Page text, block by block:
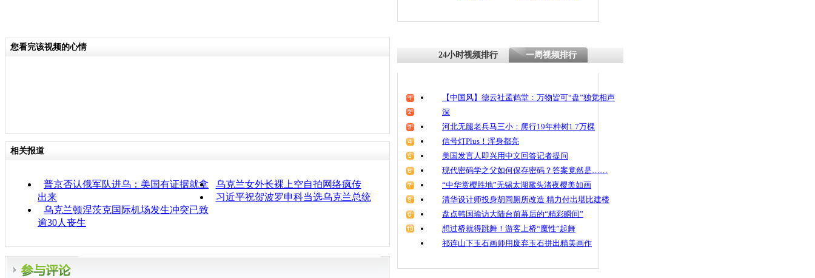
您看完该视频的心情
相关报道
普京否认俄军队进乌：美国有证据就拿
出来
乌克兰女外长裸上空自拍网络疯传
习近平祝贺波罗申科当选乌克兰总统
乌克兰顿涅茨克国际机场发生冲突已致
逾30人丧生
24小时视频排行 一周视频排行
【中国风】德云社孟鹤堂：万物皆可“盘”独觉相声
深
河北无腿老兵马三小：爬行19年种树1.7万棵
信号灯Plus！浑身都亮
美国发言人即兴用中文回答记者提问
现代密码学之父如何保存密码？答案竟然是……
“中华赏樱胜地”无锡太湖鼋头渚夜樱美如画
清华设计师投身胡同厕所改造 精力付出堪比建楼
盘点韩国瑜访大陆台前幕后的“精彩瞬间”
想过桥就得跳舞！游客上桥“魔性”起舞
祁连山下玉石画师用废弃玉石拼出精美画作